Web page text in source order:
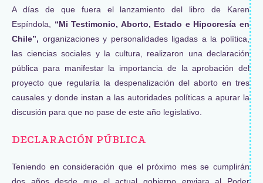
A días de que fuera el lanzamiento del libro de Karen
Espíndola, “Mi Testimonio, Aborto, Estado e Hipocresía en
Chile”, organizaciones y personalidades ligadas a la política,
las ciencias sociales y la cultura, realizaron una declaración
pública para manifestar la importancia de la aprobación del
proyecto que regularía la despenalización del aborto en tres
causales y donde instan a las autoridades políticas a apurar la
discusión para que no pase de este año legislativo.
DECLARACIÓN PÚBLICA
Teniendo en consideración que el próximo mes se cumplirán